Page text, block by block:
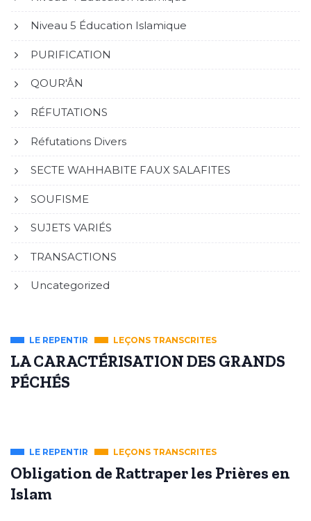
Niveau 5 Éducation Islamique
PURIFICATION
QOUR'ÂN
RÉFUTATIONS
Réfutations Divers
SECTE WAHHABITE FAUX SALAFITES
SOUFISME
SUJETS VARIÉS
TRANSACTIONS
Uncategorized
LE REPENTIR LEÇONS TRANSCRITES
LA CARACTÉRISATION DES GRANDS
PÉCHÉS
LE REPENTIR LEÇONS TRANSCRITES
Obligation de Rattraper les Prières en
Islam